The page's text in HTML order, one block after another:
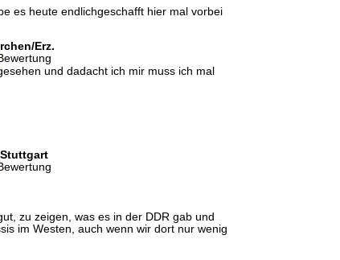
es heute endlichgeschafft hier mal vorbei
Erz.
und dadacht ich mir muss ich mal
zu zeigen, was es in der DDR gab und
im Westen, auch wenn wir dort nur wenig